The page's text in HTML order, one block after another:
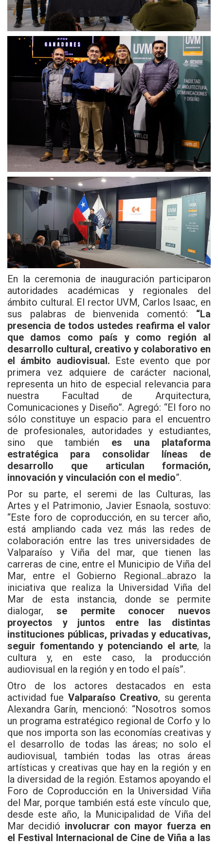
En la ceremonia de inauguración participaron
autoridades académicas y regionales del
ámbito cultural. El rector UVM, Carlos Isaac, en
sus palabras de bienvenida comentó: “La
presencia de todos ustedes reafirma el valor
que damos como país y como región al
desarrollo cultural, creativo y colaborativo en
el ámbito audiovisual. Este evento que por
primera vez adquiere de carácter nacional,
representa un hito de especial relevancia para
nuestra Facultad de Arquitectura,
Comunicaciones y Diseño”. Agregó: “El foro no
sólo constituye un espacio para el encuentro
de profesionales, autoridades y estudiantes,
sino que también es una plataforma
estratégica para consolidar líneas de
desarrollo que articulan formación,
innovación y vinculación con el medio”.
Por su parte, el seremi de las Culturas, las
Artes y el Patrimonio, Javier Esnaola, sostuvo:
“Este foro de coproducción, en su tercer año,
está ampliando cada vez más las redes de
colaboración entre las tres universidades de
Valparaíso y Viña del mar, que tienen las
carreras de cine, entre el Municipio de Viña del
Mar, entre el Gobierno Regional…abrazo la
iniciativa que realiza la Universidad Viña del
Mar de esta instancia, donde se permite
dialogar,se permite conocer nuevos
proyectos y juntos entre las distintas
instituciones públicas, privadas y educativas,
seguir fomentando y potenciando el arte, la
cultura y, en este caso, la producción
audiovisual en la región y en todo el país”.
Otro de los actores destacados en esta
actividad fue Valparaíso Creativo, su gerenta
Alexandra Garín, mencionó: “Nosotros somos
un programa estratégico regional de Corfo y lo
que nos importa son las economías creativas y
el desarrollo de todas las áreas; no solo el
audiovisual, también todas las otras áreas
artísticas y creativas que hay en la región y en
la diversidad de la región. Estamos apoyando el
Foro de Coproducción en la Universidad Viña
del Mar, porque también está este vínculo que,
desde este año, la Municipalidad de Viña del
Mar decidió involucrar con mayor fuerza en
el Festival Internacional de Cine de Viña a las